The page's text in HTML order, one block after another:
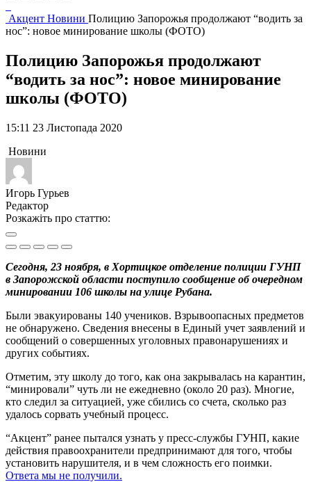
Акцент Новини Полицию Запорожья продолжают “водить за
нос”: новое минирование школы (ФОТО)
Полицию Запорожья продолжают
“водить за нос”: новое минирование
школы (ФОТО)
15:11 23 Листопада 2020
Новини
Игорь Гурьев
Редактор
Розкажіть про статтю:
Сегодня, 23 ноября, в Хортицкое отделение полиции ГУНП
в Запорожской области поступило сообщение об очередном
минировании 106 школы на улице Рубана.
Были эвакуированы 140 учеников. Взрывоопасных предметов
не обнаружено. Сведения внесены в Единый учет заявлений и
сообщений о совершенных уголовных правонарушениях и
других событиях.
Отметим, эту школу до того, как она закрывалась на карантин,
“минировали” чуть ли не ежедневно (около 20 раз). Многие,
кто следил за ситуацией, уже сбились со счета, сколько раз
удалось сорвать учебный процесс.
“Акцент” ранее пытался узнать у пресс-службы ГУНП, какие
действия правоохранители предпринимают для того, чтобы
установить нарушителя, и в чем сложность его поимки.
Ответа мы не получили.